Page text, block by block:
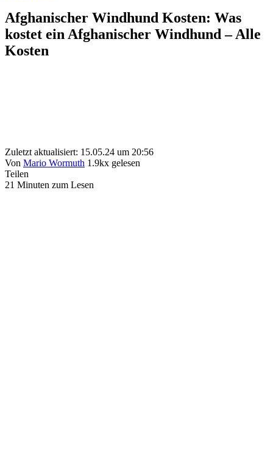
Afghanischer Windhund Kosten: Was
kostet ein Afghanischer Windhund – Alle
Kosten
Zuletzt aktualisiert: 15.05.24 um 20:56
Von Mario Wormuth 1.9kx gelesen
Teilen
21 Minuten zum Lesen